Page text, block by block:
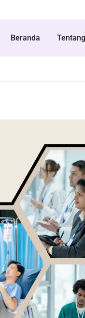
Beranda